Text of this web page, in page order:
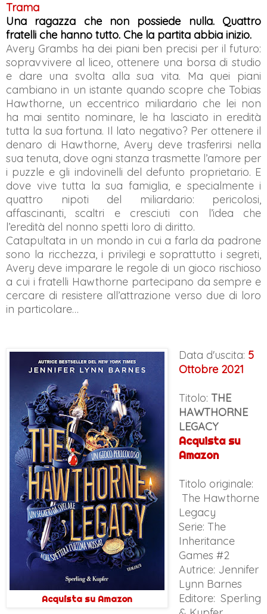
Trama
Una ragazza che non possiede nulla. Quattro
fratelli che hanno tutto. Che la partita abbia inizio.
Avery Grambs ha dei piani ben precisi per il futuro:
sopravvivere al liceo, ottenere una borsa di studio
e dare una svolta alla sua vita. Ma quei piani
cambiano in un istante quando scopre che Tobias
Hawthorne, un eccentrico miliardario che lei non
ha mai sentito nominare, le ha lasciato in eredità
tutta la sua fortuna. Il lato negativo? Per ottenere il
denaro di Hawthorne, Avery deve trasferirsi nella
sua tenuta, dove ogni stanza trasmette l’amore per
i puzzle e gli indovinelli del defunto proprietario. E
dove vive tutta la sua famiglia, e specialmente i
quattro nipoti del miliardario: pericolosi,
affascinanti, scaltri e cresciuti con l’idea che
l’eredità del nonno spetti loro di diritto.
Catapultata in un mondo in cui a farla da padrone
sono la ricchezza, i privilegi e soprattutto i segreti,
Avery deve imparare le regole di un gioco rischioso
a cui i fratelli Hawthorne partecipano da sempre e
cercare di resistere all’attrazione verso due di loro
in particolare…
Acquista su Amazon
Data d'uscita: 5
Ottobre 2021
Titolo: THE
HAWTHORNE
LEGACY
Acquista su
Amazon
Titolo originale:
The Hawthorne
Legacy
Serie: The
Inheritance
Games #2
Autrice: Jennifer
Lynn Barnes
Editore: Sperling